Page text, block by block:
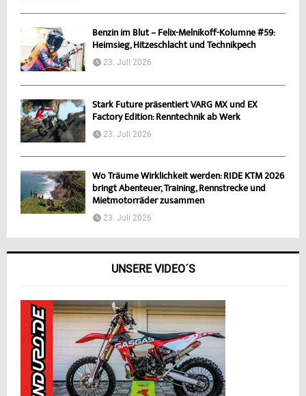
Benzin im Blut – Felix-Melnikoff-Kolumne #59:
Heimsieg, Hitzeschlacht und Technikpech
23. Juli 2026
Stark Future präsentiert VARG MX und EX
Factory Edition: Renntechnik ab Werk
23. Juli 2026
Wo Träume Wirklichkeit werden: RIDE KTM 2026
bringt Abenteuer, Training, Rennstrecke und
Mietmotorräder zusammen
23. Juli 2026
UNSERE VIDEO´S